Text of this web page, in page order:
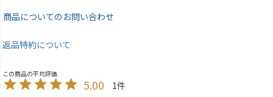
商品についてのお問い合わせ
返品特約について
5.00 1